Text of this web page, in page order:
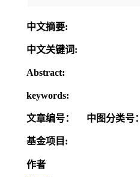
中文摘要:
中文关键词:
Abstract:
keywords:
文章编号： 中图分类号：
基金项目:
作者